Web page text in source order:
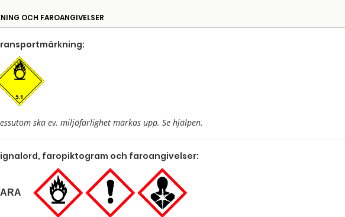
OCH FAROANGIVELSER
ska ev. miljöfarlighet märkas upp. Se hjälpen.
faropiktogram och faroangivelser: